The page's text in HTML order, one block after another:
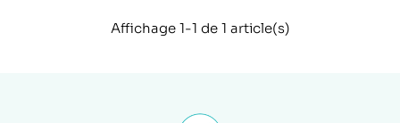
Affichage 1-1 de 1 article(s)